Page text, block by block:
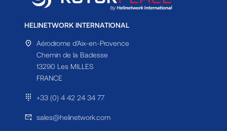
HELINETWORK INTERNATIONAL
Aérodrome d'Aix-en-Provence
Chemin de la Badesse
13290 Les MILLES
FRANCE
+33 (0) 4 42 24 34 77
sales@helinetwork.com